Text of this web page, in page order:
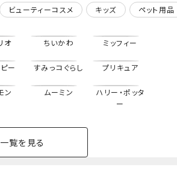
注文いただいた場合、すべての商
便（ポスト投函型）送料330円とな
ビューティーコスメ キッズ ペット用品
オ ちいかわ ミッフィー
ー すみっコぐらし プリキュア
ン ムーミン
ハリー・ポッタ
ー
覧を見る